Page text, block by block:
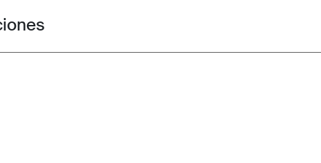
guides and instructions